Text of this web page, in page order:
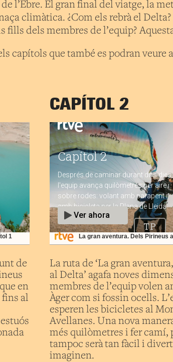
l’Ebre. El gran final del viatge, la
climàtica. ¿Com els rebrà el
fills dels membres de l’equip?
capítols que també es podran veure a
1
de
en
fins al
CAPÍTOL 2
La gran aventura. Dels Pirineus
La ruta de ‘La gran
al Delta’ agafa noves
membres de l’equip volen
Àger com si fossin ocells.
esperen les bicicletes al
Avellanes. Una nova
més quilòmetres i fer camí,
tampoc serà tan fàcil i
imaginen.